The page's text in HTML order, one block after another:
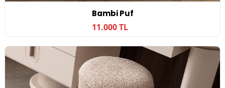
Bambi Puf
11.000 TL